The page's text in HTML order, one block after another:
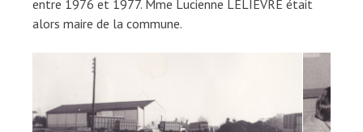
entre 1976 et 1977. Mme Lucienne LELIEVRE était
alors maire de la commune.